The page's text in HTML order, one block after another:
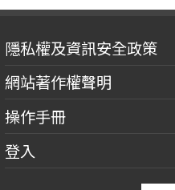
隱私權及資訊安全政策
網站著作權聲明
操作手冊
登入